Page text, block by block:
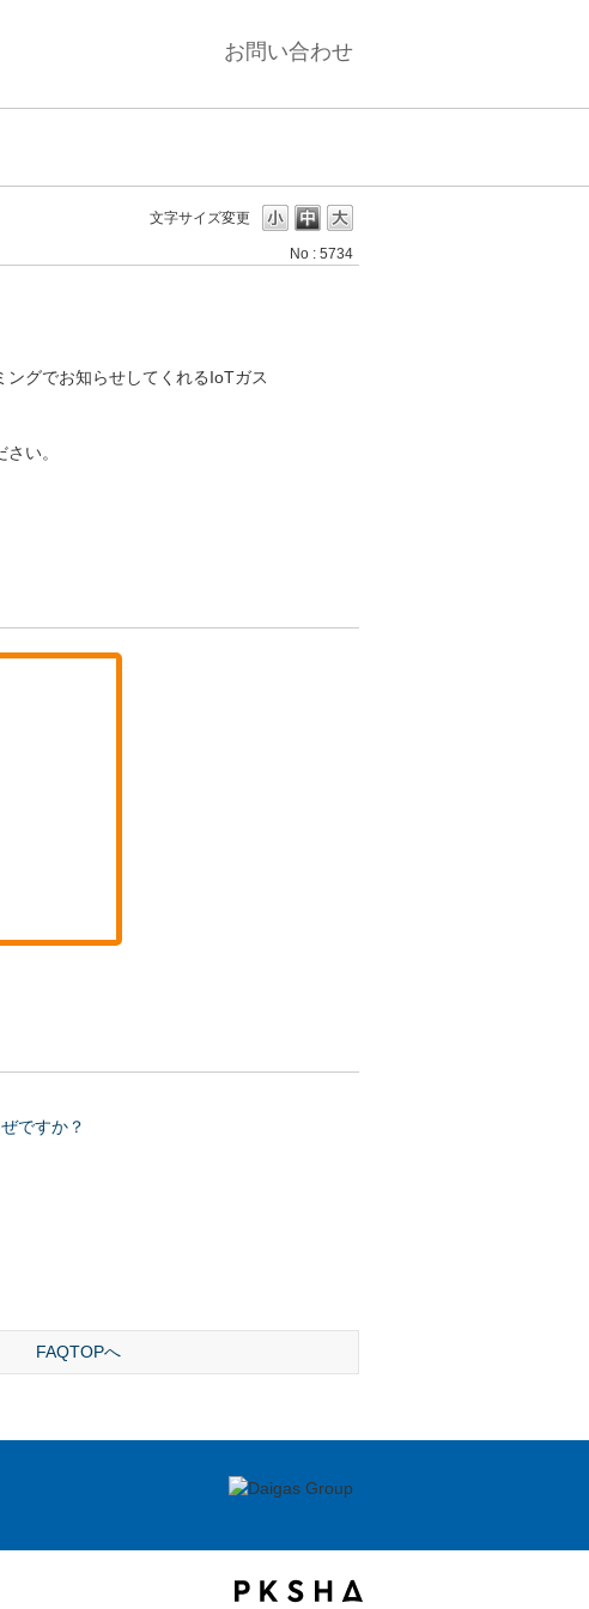
お問い合わせ
文字サイズ変更
No : 5734
ングでお知らせしてくれるIoTガス
い。
ですか？
FAQTOPへ